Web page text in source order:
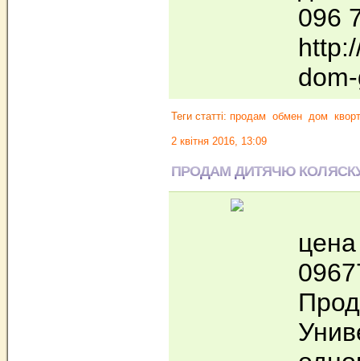
096
Теги статті: продам обмен дом
2 квітня 2016, 13:09
ПРОДАМ ДИТЯЧЮ